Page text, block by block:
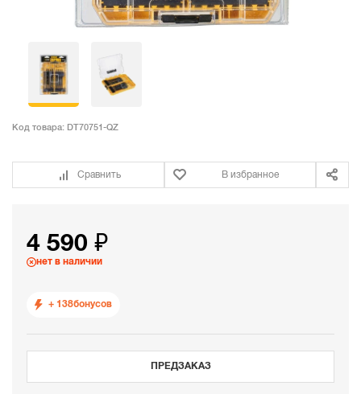
Код товара: DT70751-QZ
Сравнить В избранное
4 590 ₽
нет в наличии
+ 138бонусов
ПРЕДЗАКАЗ